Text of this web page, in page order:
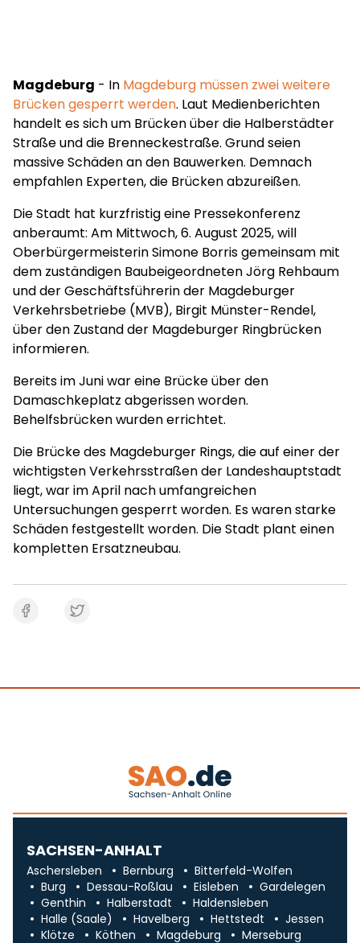
Magdeburg - In Magdeburg müssen zwei weitere
Brücken gesperrt werden. Laut Medienberichten
handelt es sich um Brücken über die Halberstädter
Straße und die Brenneckestraße. Grund seien
massive Schäden an den Bauwerken. Demnach
empfahlen Experten, die Brücken abzureißen.
Die Stadt hat kurzfristig eine Pressekonferenz
anberaumt: Am Mittwoch, 6. August 2025, will
Oberbürgermeisterin Simone Borris gemeinsam mit
dem zuständigen Baubeigeordneten Jörg Rehbaum
und der Geschäftsführerin der Magdeburger
Verkehrsbetriebe (MVB), Birgit Münster-Rendel,
über den Zustand der Magdeburger Ringbrücken
informieren.
Bereits im Juni war eine Brücke über den
Damaschkeplatz abgerissen worden.
Behelfsbrücken wurden errichtet.
Die Brücke des Magdeburger Rings, die auf einer der
wichtigsten Verkehrsstraßen der Landeshauptstadt
liegt, war im April nach umfangreichen
Untersuchungen gesperrt worden. Es waren starke
Schäden festgestellt worden. Die Stadt plant einen
kompletten Ersatzneubau.
SACHSEN-ANHALT
Aschersleben Bernburg
Bitterfeld-Wolfen
Burg
Dessau-Roßlau Eisleben
Gardelegen
Genthin
Halberstadt
Haldensleben
Halle (Saale)
Havelberg Hettstedt
Jessen
Klötze
Köthen Magdeburg Merseburg